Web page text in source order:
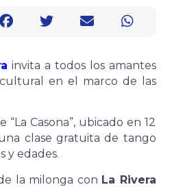
invita a todos los amantes
en el marco de las
Casona”, ubicado en 12
clase gratuita de tango
y edades.
la milonga con La Rivera